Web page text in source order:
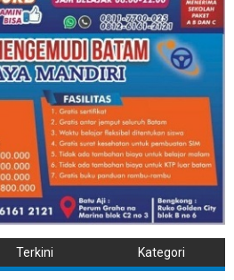
Terkini Kategori